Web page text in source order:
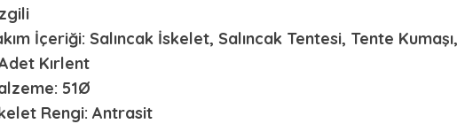
İçeriği: Salıncak İskelet, Salıncak Tentesi, Tente Kumaşı,
Kırlent
51Ø
Rengi: Antrasit